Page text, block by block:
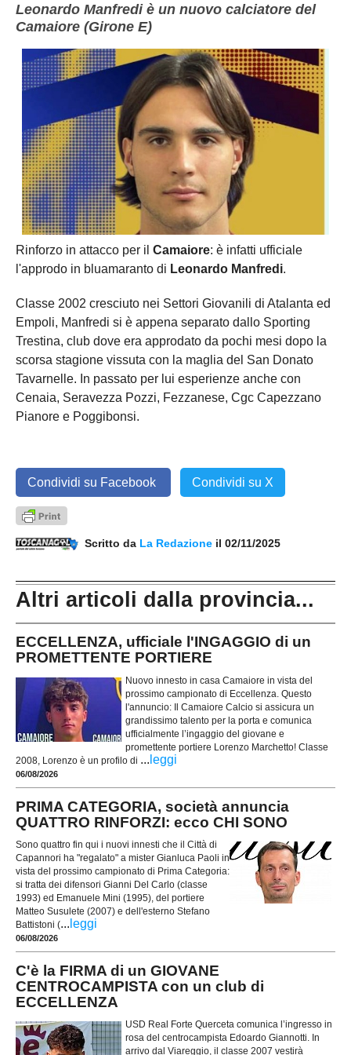
Leonardo Manfredi è un nuovo calciatore del
Camaiore (Girone E)
Rinforzo in attacco per il Camaiore: è infatti ufficiale
l'approdo in bluamaranto di Leonardo Manfredi.
Classe 2002 cresciuto nei Settori Giovanili di Atalanta ed
Empoli, Manfredi si è appena separato dallo Sporting
Trestina, club dove era approdato da pochi mesi dopo la
scorsa stagione vissuta con la maglia del San Donato
Tavarnelle. In passato per lui esperienze anche con
Cenaia, Seravezza Pozzi, Fezzanese, Cgc Capezzano
Pianore e Poggibonsi.
Condividi su Facebook Condividi su X
Scritto da La Redazione il 02/11/2025
Altri articoli dalla provincia...
ECCELLENZA, ufficiale l'INGAGGIO di un
PROMETTENTE PORTIERE
Nuovo innesto in casa Camaiore in vista del
prossimo campionato di Eccellenza. Questo
l'annuncio: Il Camaiore Calcio si assicura un
grandissimo talento per la porta e comunica
ufficialmente l’ingaggio del giovane e
promettente portiere Lorenzo Marchetto! Classe
2008, Lorenzo è un profilo di ... leggi
06/08/2026
PRIMA CATEGORIA, società annuncia
QUATTRO RINFORZI: ecco CHI SONO
Sono quattro fin qui i nuovi innesti che il Città di
Capannori ha "regalato" a mister Gianluca Paoli in
vista del prossimo campionato di Prima Categoria:
si tratta dei difensori Gianni Del Carlo (classe
1993) ed Emanuele Mini (1995), del portiere
Matteo Susulete (2007) e dell'esterno Stefano
Battistoni (... leggi
06/08/2026
C'è la FIRMA di un GIOVANE
CENTROCAMPISTA con un club di
ECCELLENZA
USD Real Forte Querceta comunica l’ingresso in
rosa del centrocampista Edoardo Giannotti. In
arrivo dal Viareggio, il classe 2007 vestirà